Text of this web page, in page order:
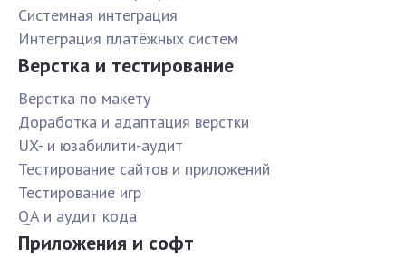
Системная интеграция
Интеграция платёжных систем
Верстка и тестирование
Верстка по макету
Доработка и адаптация верстки
UX- и юзабилити-аудит
Тестирование сайтов и приложений
Тестирование игр
QA и аудит кода
Приложения и софт